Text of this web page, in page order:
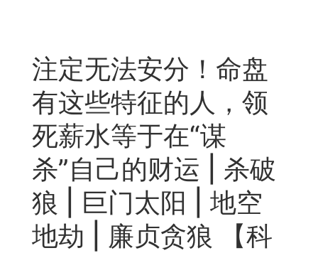
content
注定无法安分！命盘
有这些特征的人，领
死薪水等于在“谋
杀”自己的财运 | 杀破
狼 | 巨门太阳 | 地空
地劫 | 廉贞贪狼 【科